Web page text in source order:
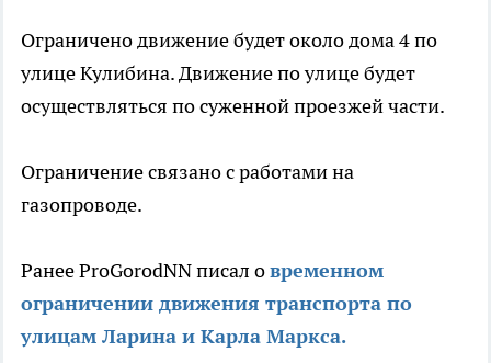
Ограничено движение будет около дома 4 по
улице Кулибина. Движение по улице будет
осуществляться по суженной проезжей части.
Ограничение связано с работами на
газопроводе.
Ранее ProGorodNN писал овременном
ограничении движения транспорта по
улицам Ларина и Карла Маркса.